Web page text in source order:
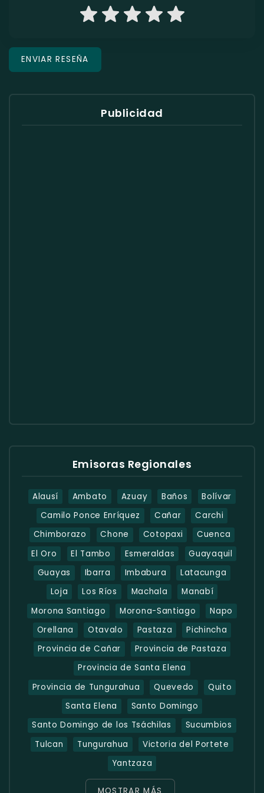
Publicidad
Emisoras Regionales
Alausí Ambato Azuay Baños
Bolívar
Camilo Ponce Enríquez
Cañar
Carchi
Chimborazo
Chone Cotopaxi
Cuenca
El Oro
El Tambo Esmeraldas
Guayaquil
Guayas
Ibarra Imbabura
Latacunga
Loja
Los Ríos Machala
Manabí
Morona Santiago
Morona-Santiago
Napo
Orellana
Otavalo Pastaza
Pichincha
Provincia de Cañar
Provincia de Pastaza
Provincia de Santa Elena
Provincia de Tungurahua
Quevedo
Quito
Santa Elena
Santo Domingo
Santo Domingo de los Tsáchilas
Sucumbios
Tulcan
Tungurahua
Victoria del Portete
Yantzaza